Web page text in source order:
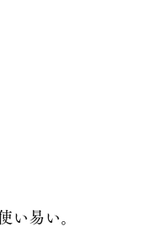
い易い。